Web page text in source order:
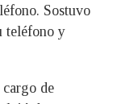
Sostuvo
teléfono y
de